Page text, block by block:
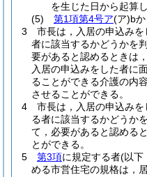
を生じた日から起算
(5)
第1項第4号ア(ア)b
3
市長は，入居の申込みを
者に該当するかどうかを
要があると認めるときは
入居の申込みをした者に
ることができる介護の内
させることができる。
4
市長は，入居の申込みを
る者に該当するかどうか
て，必要があると認める
とができる。
5
第3項に規定する者(以下
める市営住宅の規格は，